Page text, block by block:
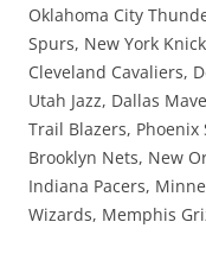
Oklahoma City
Spurs, New York
Cleveland Cavaliers,
Utah Jazz, Dallas
Trail Blazers,
Brooklyn Nets, New
Indiana Pacers,
Wizards, Memphis